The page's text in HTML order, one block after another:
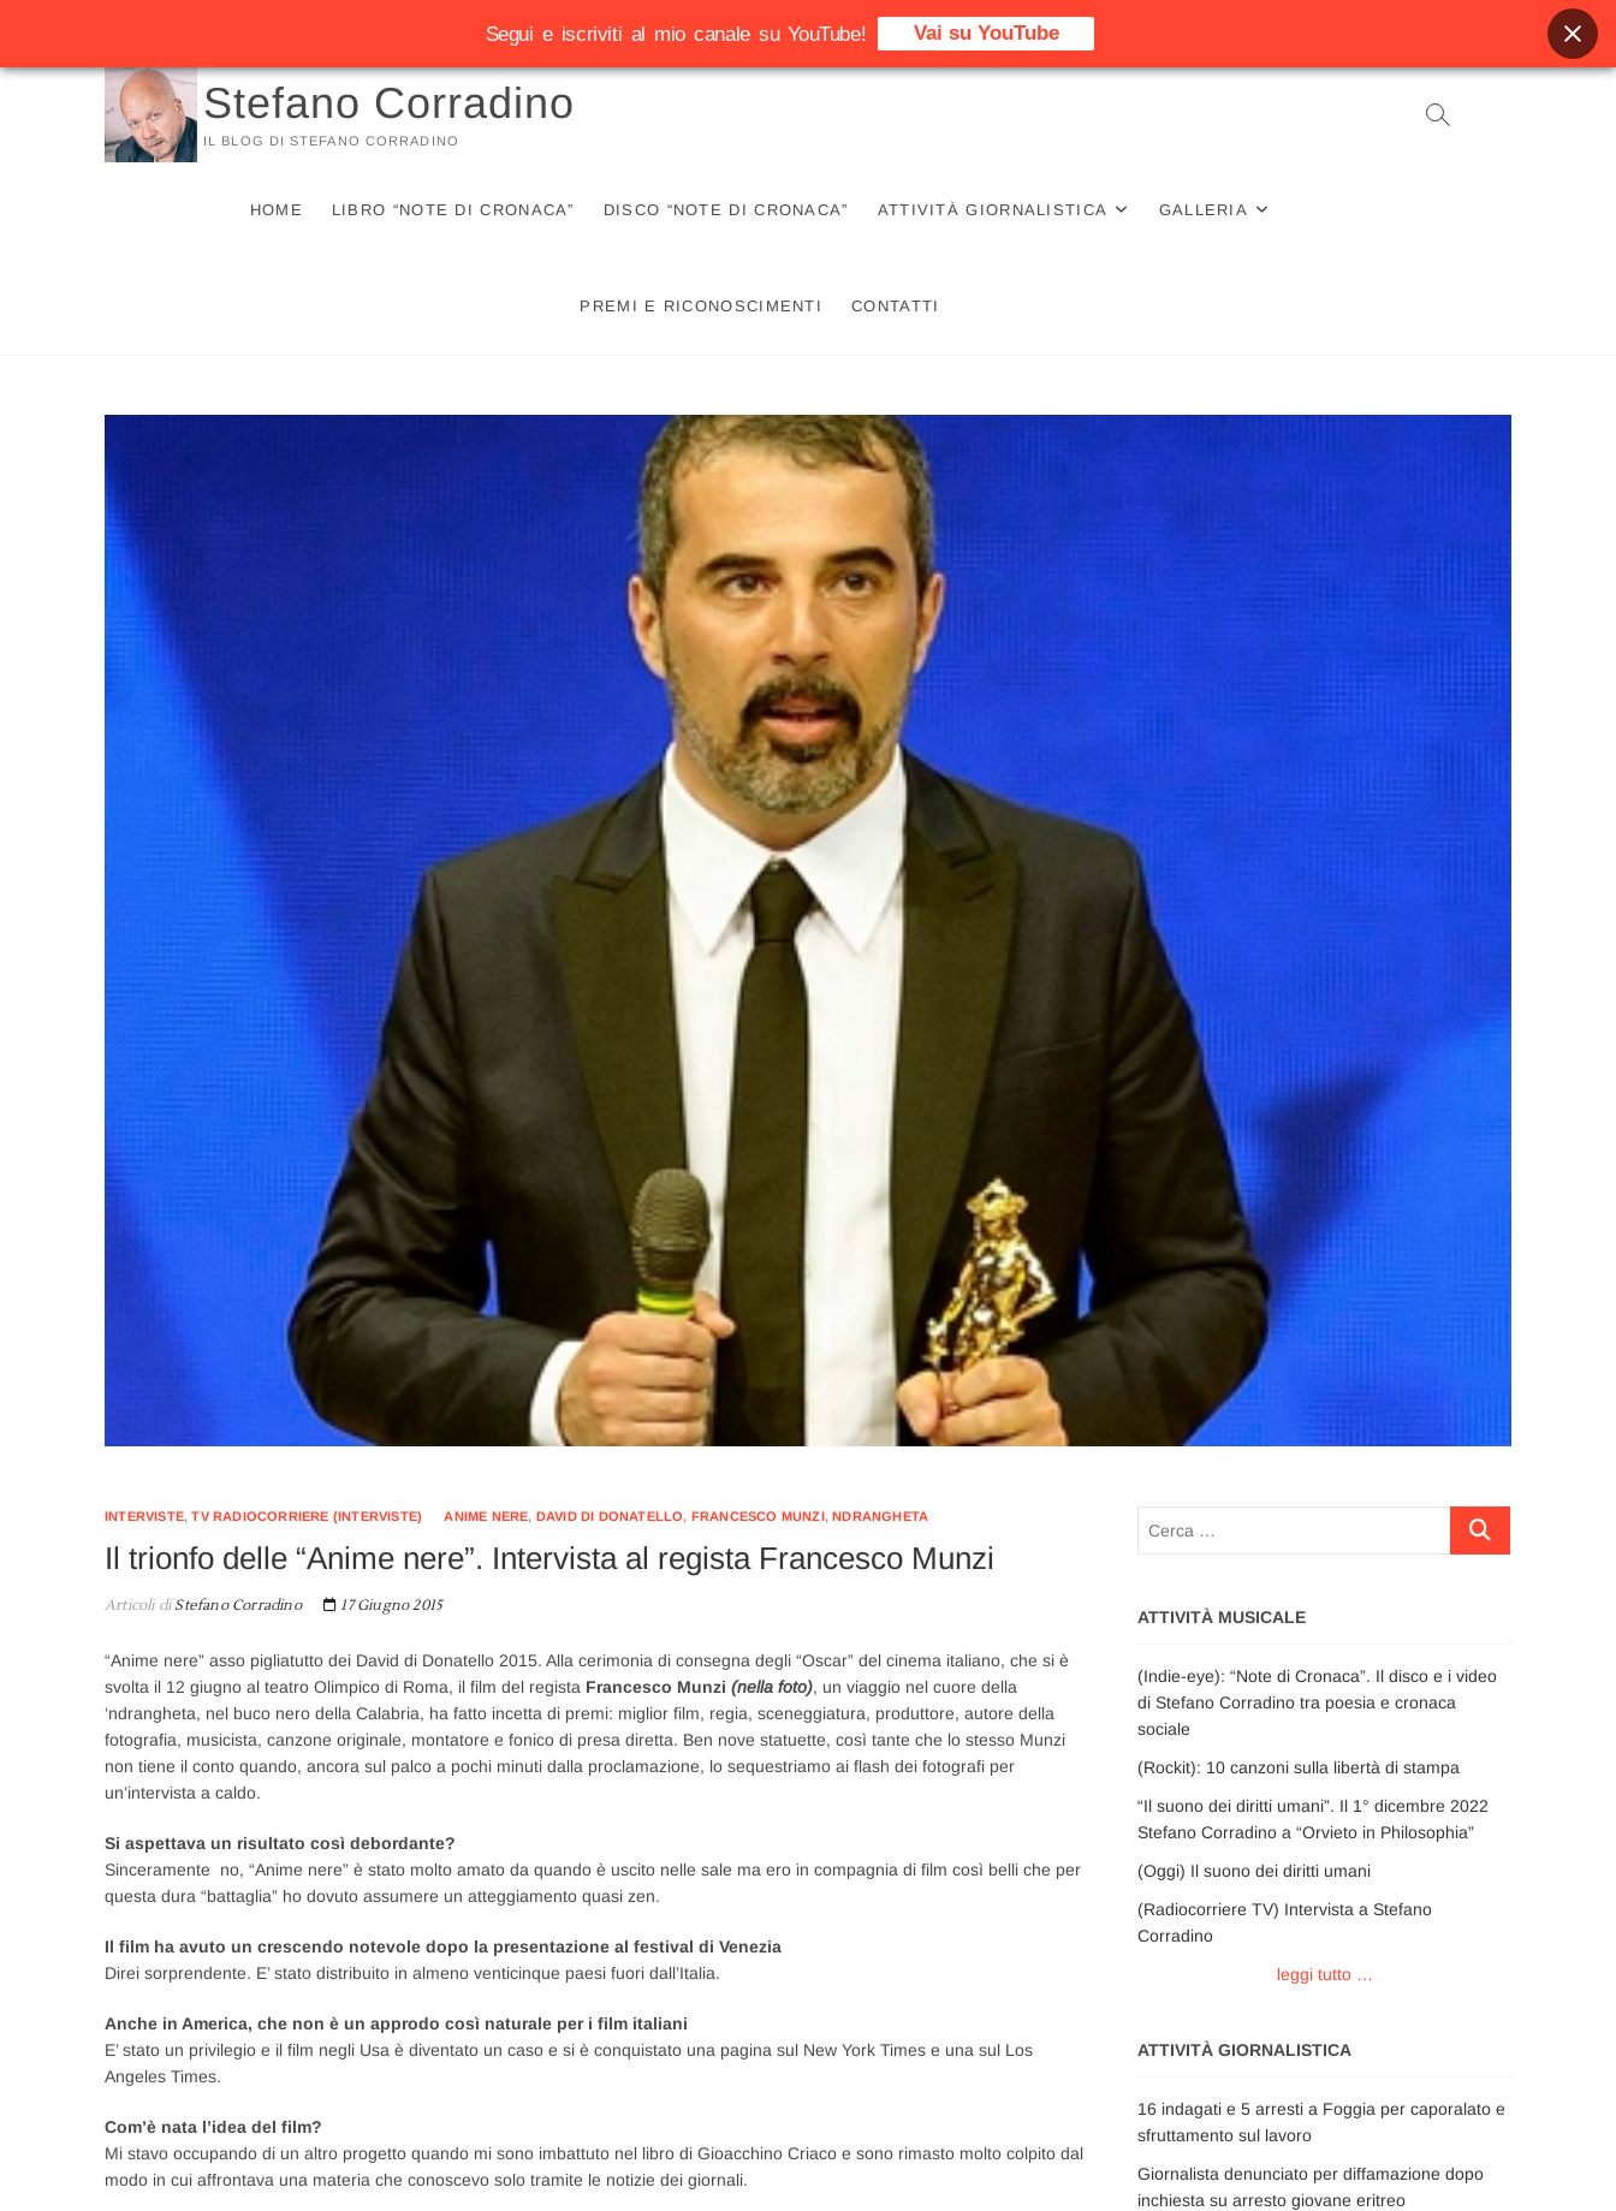
Vai
Stefano Corradino
IL BLOG DI STEFANO CORRADINO
HOME LIBRO “NOTE DI CRONACA” DISCO “NOTE DI CRONACA” ATTIVITÀ GIORNALISTICA GALLERIA
PREMI E RICONOSCIMENTI CONTATTI
INTERVISTE,TV RADIOCORRIERE (INTERVISTE) ANIME NERE, DAVID DI DONATELLO, FRANCESCO MUNZI,NDRANGHETA
Il trionfo delle “Anime nere”. Intervista al regista Francesco Munzi
Articoli diStefano Corradino 17 Giugno 2015
“Anime nere” asso pigliatutto dei David di Donatello 2015. Alla cerimonia di consegna degli “Oscar” del cinema italiano, che si è
svolta il 12 giugno al teatro Olimpico di Roma, il film del regista Francesco Munzi (nella foto), un viaggio nel cuore della
‘ndrangheta, nel buco nero della Calabria, ha fatto incetta di premi: miglior film, regia, sceneggiatura, produttore, autore della
fotografia, musicista, canzone originale, montatore e fonico di presa diretta. Ben nove statuette, così tante che lo stesso Munzi
non tiene il conto quando, ancora sul palco a pochi minuti dalla proclamazione, lo sequestriamo ai flash dei fotografi per
un’intervista a caldo.
Si aspettava un risultato così debordante?
Sinceramente no, “Anime nere” è stato molto amato da quando è uscito nelle sale ma ero in compagnia di film così belli che per
questa dura “battaglia” ho dovuto assumere un atteggiamento quasi zen.
Il film ha avuto un crescendo notevole dopo la presentazione al festival di Venezia
Direi sorprendente. E’ stato distribuito in almeno venticinque paesi fuori dall’Italia.
Anche in America, che non è un approdo così naturale per i film italiani
E’ stato un privilegio e il film negli Usa è diventato un caso e si è conquistato una pagina sul New York Times e una sul Los
Angeles Times.
Com’è nata l’idea del film?
Mi stavo occupando di un altro progetto quando mi sono imbattuto nel libro di Gioacchino Criaco e sono rimasto molto colpito dal
modo in cui affrontava una materia che conoscevo solo tramite le notizie dei giornali.
Cerca
ATTIVITÀ MUSICALE
(Indie-eye): “Note di Cronaca”. Il disco e i video
di Stefano Corradino tra poesia e cronaca
sociale
(Rockit): 10 canzoni sulla libertà di stampa
“Il suono dei diritti umani”. Il 1° dicembre 2022
Stefano Corradino a “Orvieto in Philosophia”
(Oggi) Il suono dei diritti umani
(Radiocorriere TV) Intervista a Stefano
Corradino
leggi tutto …
ATTIVITÀ GIORNALISTICA
16 indagati e 5 arresti a Foggia per caporalato e
sfruttamento sul lavoro
Giornalista denunciato per diffamazione dopo
inchiesta su arresto giovane eritreo
Segui e iscriviti al mio canale su YouTube! Vai su YouTube